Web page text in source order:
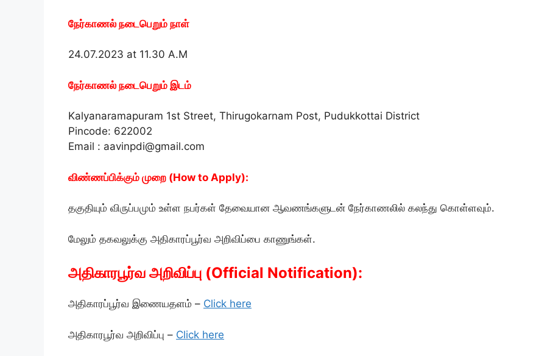
நேர்காணல் நடைபெறும் நாள்
24.07.2023 at 11.30 A.M
நேர்காணல் நடைபெறும் இடம்
Kalyanaramapuram 1st Street, Thirugokarnam Post, Pudukkottai District
Pincode: 622002
Email : aavinpdi@gmail.com
விண்ணப்பிக்கும் முறை (How to Apply):
தகுதியும் விருப்பமும் உள்ள நபர்கள் தேவையான ஆவணங்களுடன் நேர்காணலில் கலந்து கொள்ளவும்.
மேலும் தகவலுக்கு அதிகாரப்பூர்வ அறிவிப்பை காணுங்கள்.
அதிகாரபூர்வ அறிவிப்பு (Official Notification):
அதிகாரப்பூர்வ இணையதளம் – Click here
அதிகாரபூர்வ அறிவிப்பு – Click here